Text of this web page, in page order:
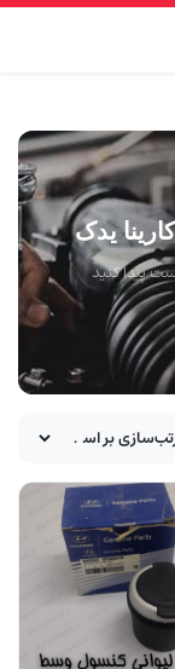
پیدا کنید